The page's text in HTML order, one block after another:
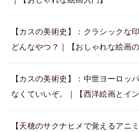
【カスの美術史】：クラシックな
どんなやつ？｜【おしゃれな絵画の
【カスの美術史】：中世ヨーロッ
なくていいぞ。｜【西洋絵画とイン
【天穂のサクナヒメで覚えるアニ